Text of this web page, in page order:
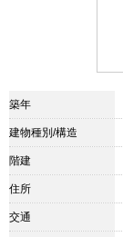
築年
建物種別/構造
階建
住所
交通